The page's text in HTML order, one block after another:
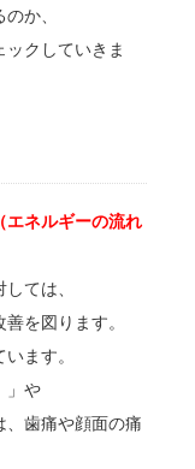
か、
クしていきま
エネルギーの流れ
ては、
を図ります。
ます。
」や
、歯痛や顔面の痛